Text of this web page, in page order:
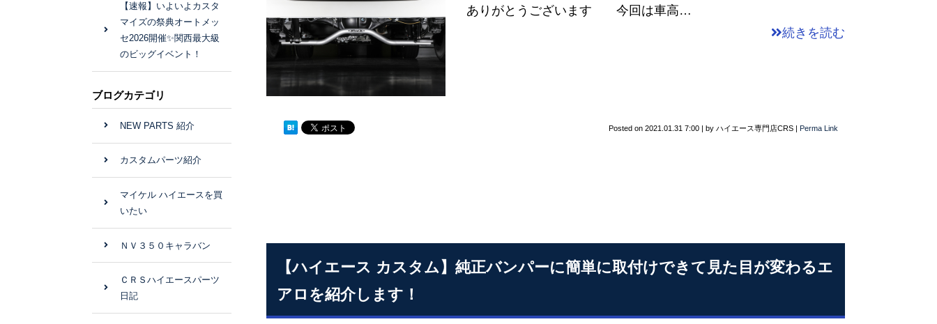
ありがとうございます 今回は車高…
続きを読む
Posted on 2021.01.31 7:00 | by ハイエース専門店CRS | Perma Link
【ハイエース カスタム】純正バンパーに簡単に取付けできて見た目が変わるエ
アロを紹介します！
【速報】いよいよカスタ
マイズの祭典オートメッ
セ2026開催✨関西最大級
のビッグイベント！
ブログカテゴリ
NEW PARTS 紹介
カスタムパーツ紹介
マイケル ハイエースを買
いたい
ＮＶ３５０キャラバン
ＣＲＳハイエースパーツ
日記